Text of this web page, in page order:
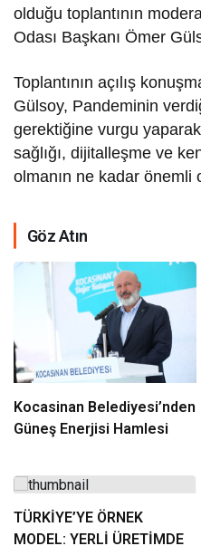
olduğu toplantının
Odası Başkanı Ömer
Toplantının açılış
Gülsoy, Pandeminin
gerektiğine vurgu
sağlığı, dijitalleşme ve
olmanın ne kadar önemli
Göz Atın
Kocasinan Belediyesi’nden
Güneş Enerjisi Hamlesi
TÜRKİYE’YE ÖRNEK
MODEL: YERLİ ÜRETİMDE